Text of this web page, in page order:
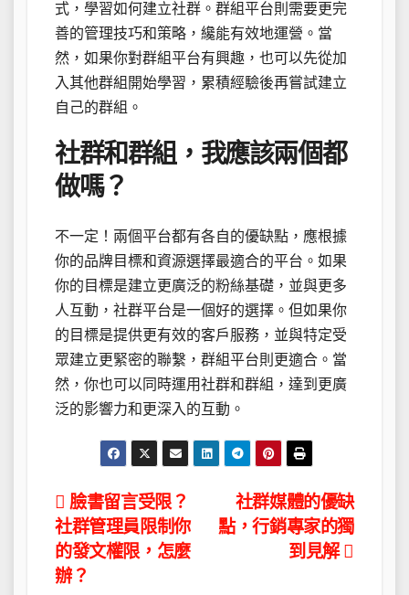
式，學習如何建立社群。群組平台則需要更完
善的管理技巧和策略，纔能有效地運營。當
然，如果你對群組平台有興趣，也可以先從加
入其他群組開始學習，累積經驗後再嘗試建立
自己的群組。
社群和群組，我應該兩個都
做嗎？
不一定！兩個平台都有各自的優缺點，應根據
你的品牌目標和資源選擇最適合的平台。如果
你的目標是建立更廣泛的粉絲基礎，並與更多
人互動，社群平台是一個好的選擇。但如果你
的目標是提供更有效的客戶服務，並與特定受
眾建立更緊密的聯繫，群組平台則更適合。當
然，你也可以同時運用社群和群組，達到更廣
泛的影響力和更深入的互動。
文
章
導
社群媒體的優缺
點，行銷專家的獨
到見解
臉書留言受限？
社群管理員限制你
的發文權限，怎麼
辦？